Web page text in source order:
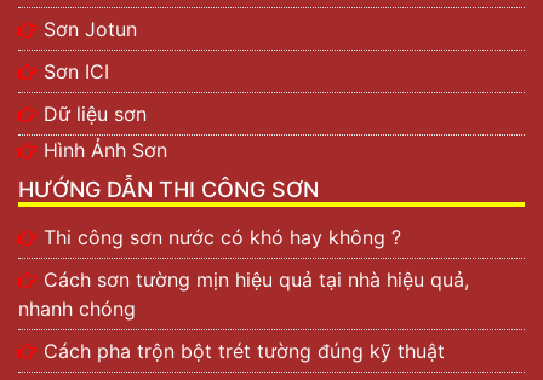
Sơn Jotun
Sơn ICI
Dữ liệu sơn
Hình Ảnh Sơn
HƯỚNG DẪN THI CÔNG SƠN
Thi công sơn nước có khó hay không ?
Cách sơn tường mịn hiệu quả tại nhà hiệu quả,
nhanh chóng
Cách pha trộn bột trét tường đúng kỹ thuật